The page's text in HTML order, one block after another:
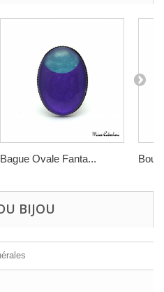
Bague Ovale Fanta...
BIJOU